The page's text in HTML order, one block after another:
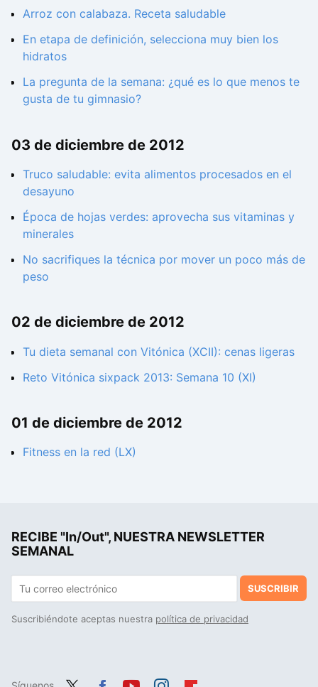
Arroz con calabaza. Receta saludable
En etapa de definición, selecciona muy bien los
hidratos
La pregunta de la semana: ¿qué es lo que menos te
gusta de tu gimnasio?
03 de diciembre de 2012
Truco saludable: evita alimentos procesados en el
desayuno
Época de hojas verdes: aprovecha sus vitaminas y
minerales
No sacrifiques la técnica por mover un poco más de
peso
02 de diciembre de 2012
Tu dieta semanal con Vitónica (XCII): cenas ligeras
Reto Vitónica sixpack 2013: Semana 10 (XI)
01 de diciembre de 2012
Fitness en la red (LX)
RECIBE "In/Out", NUESTRA NEWSLETTER
SEMANAL
SUSCRIBIR
Suscribiéndote aceptas nuestra política de privacidad